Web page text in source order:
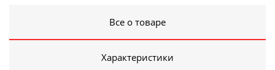
Все о товаре
Характеристики